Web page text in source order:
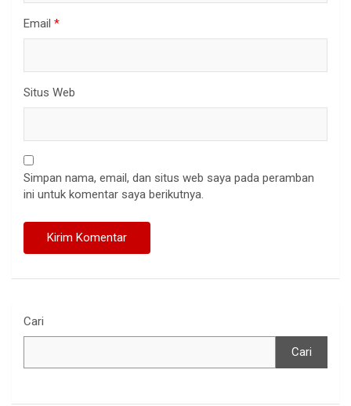
Email *
Situs Web
Simpan nama, email, dan situs web saya pada peramban
ini untuk komentar saya berikutnya.
Cari
Cari